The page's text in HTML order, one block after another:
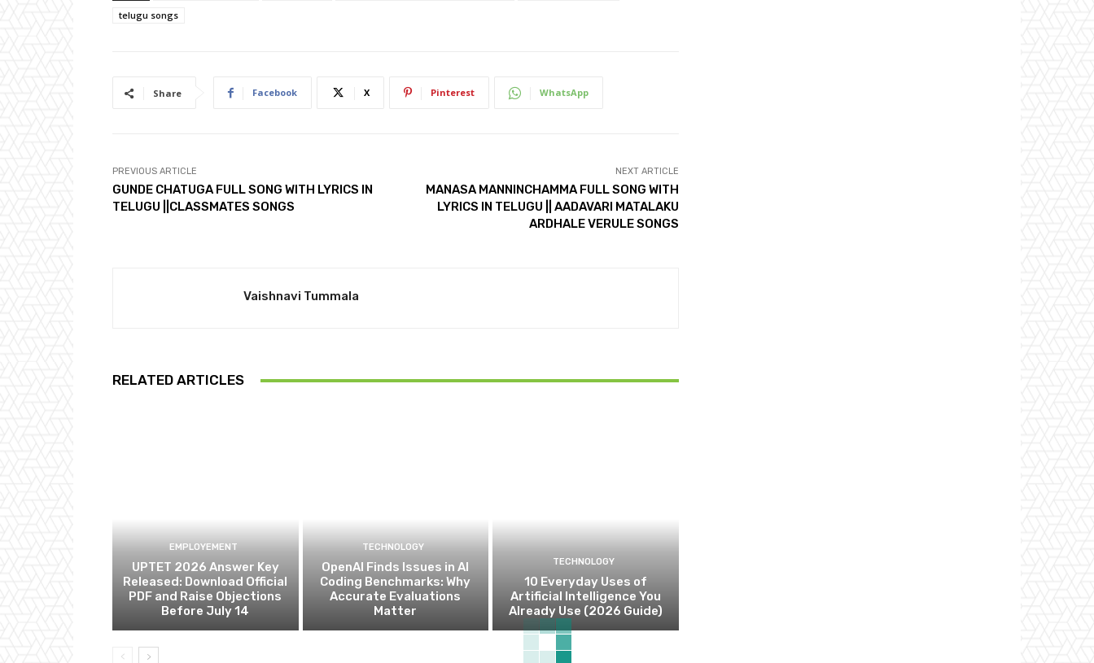
telugu songs
Share Facebook X Pinterest WhatsApp
PREVIOUS ARTICLE
GUNDE CHATUGA FULL SONG WITH LYRICS IN
TELUGU ||CLASSMATES SONGS
NEXT ARTICLE
MANASA MANNINCHAMMA FULL SONG WITH
LYRICS IN TELUGU || AADAVARI MATALAKU
ARDHALE VERULE SONGS
Vaishnavi Tummala
RELATED ARTICLES
EMPLOYEMENT
UPTET 2026 Answer Key
Released: Download Official
PDF and Raise Objections
Before July 14
TECHNOLOGY
OpenAI Finds Issues in AI
Coding Benchmarks: Why
Accurate Evaluations
Matter
TECHNOLOGY
10 Everyday Uses of
Artificial Intelligence You
Already Use (2026 Guide)